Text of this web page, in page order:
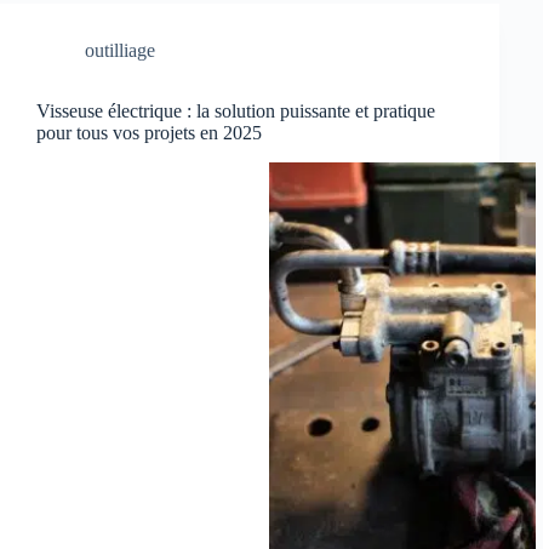
outilliage
Visseuse électrique : la solution puissante et pratique
pour tous vos projets en 2025